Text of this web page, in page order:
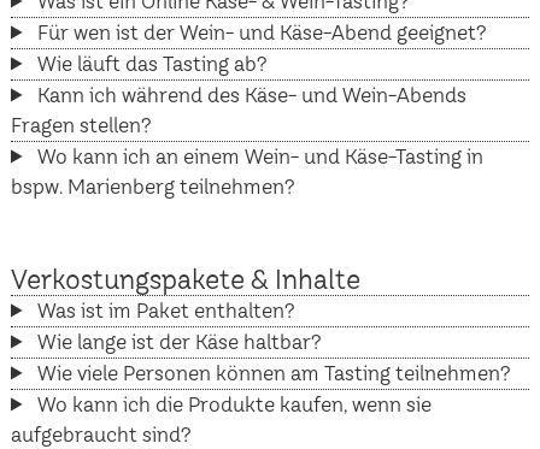
Für wen ist der Wein- und Käse-Abend geeignet?
Wie läuft das Tasting ab?
Kann ich während des Käse- und Wein-Abends
Fragen stellen?
Wo kann ich an einem Wein- und Käse-Tasting in
bspw. Marienberg teilnehmen?
Verkostungspakete & Inhalte
Was ist im Paket enthalten?
Wie lange ist der Käse haltbar?
Wie viele Personen können am Tasting teilnehmen?
Wo kann ich die Produkte kaufen, wenn sie
aufgebraucht sind?